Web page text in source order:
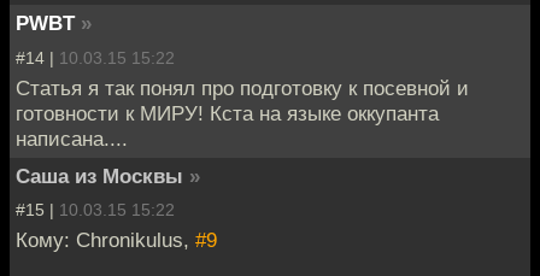
PWBT »
#14 | 10.03.15 15:22
Статья я так понял про подготовку к посевной и
готовности к МИРУ! Кста на языке оккупанта
написана....
Саша из Москвы »
#15 | 10.03.15 15:22
Кому: Chronikulus, #9